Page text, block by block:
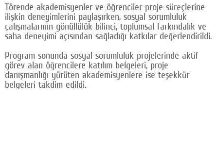
Törende akademisyenler ve öğrenciler proje süreçlerine
ilişkin deneyimlerini paylaşırken, sosyal sorumluluk
çalışmalarının gönüllülük bilinci, toplumsal farkındalık ve
saha deneyimi açısından sağladığı katkılar değerlendirildi.
Program sonunda sosyal sorumluluk projelerinde aktif
görev alan öğrencilere katılım belgeleri, proje
danışmanlığı yürüten akademisyenlere ise teşekkür
belgeleri takdim edildi.